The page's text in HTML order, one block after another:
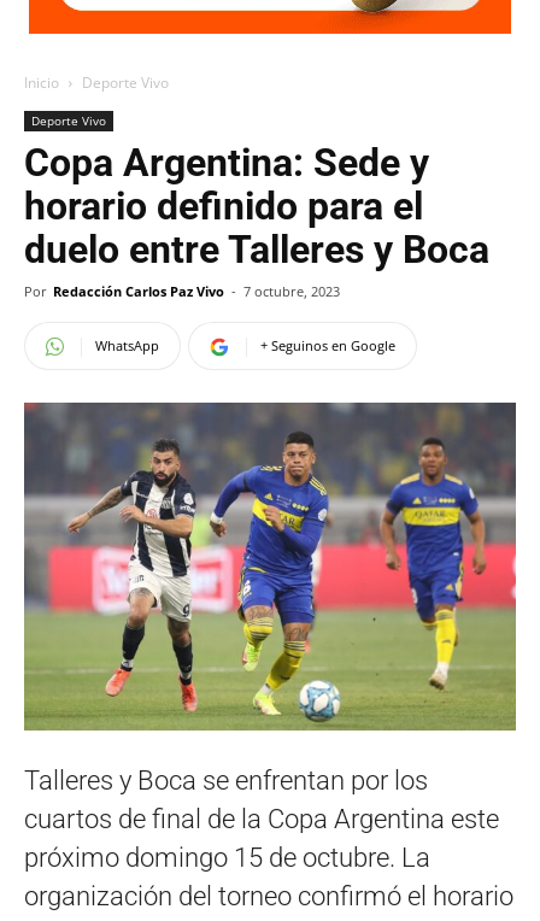
Inicio Deporte Vivo
Deporte Vivo
Copa Argentina: Sede y
horario definido para el
duelo entre Talleres y Boca
Por Redacción Carlos Paz Vivo - 7 octubre, 2023
WhatsApp + Seguinos en Google
Talleres y Boca se enfrentan por los
cuartos de final de la Copa Argentina este
próximo domingo 15 de octubre. La
organización del torneo confirmó el horario